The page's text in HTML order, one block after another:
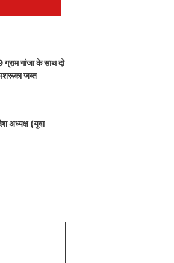
ग्राम गांजा के साथ दो
मशरूका जब्त
अध्यक्ष (युवा